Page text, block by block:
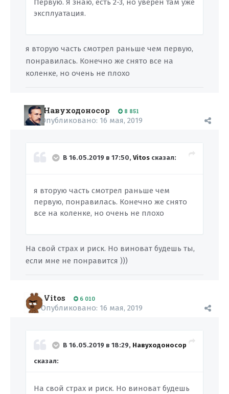
эксплуатация.
я вторую часть смотрел раньше чем первую,
понравилась. Конечно же снято все на
коленке, но очень не плохо
Навуходоносор 8 851
Опубликовано: 16 мая, 2019
В 16.05.2019 в 17:50, Vitos сказал:
я вторую часть смотрел раньше чем
первую, понравилась. Конечно же снято
все на коленке, но очень не плохо
На свой страх и риск. Но виноват будешь ты,
если мне не понравится )))
Vitos 6 010
Опубликовано: 16 мая, 2019
В 16.05.2019 в 18:29, Навуходоносор
сказал:
На свой страх и риск. Но виноват будешь